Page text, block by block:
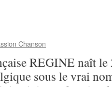
Chanson
REGINE naît le
sous le vrai